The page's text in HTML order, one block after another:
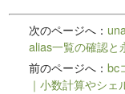
次のページへ：
alias一覧の確認と
前のページへ：bc
｜小数計算やシ